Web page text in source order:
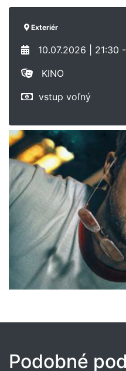
Exteriér
10.07.2026 | 21:30
KINO
vstup voľný
Podobné